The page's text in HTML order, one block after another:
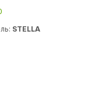
STELLA